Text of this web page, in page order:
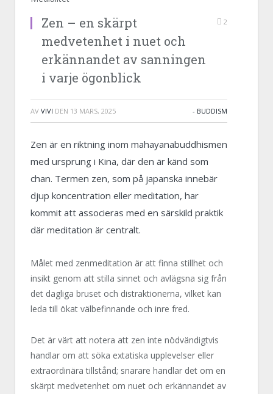
Zen – en skärpt
medvetenhet i nuet och
erkännandet av sanningen
i varje ögonblick
2
AV VIVI DEN 13 MARS, 2025 - BUDDISM
Zen är en riktning inom mahayanabuddhismen
med ursprung i Kina, där den är känd som
chan. Termen zen, som på japanska innebär
djup koncentration eller meditation, har
kommit att associeras med en särskild praktik
där meditation är centralt.
Målet med zenmeditation är att finna stillhet och
insikt genom att stilla sinnet och avlägsna sig från
det dagliga bruset och distraktionerna, vilket kan
leda till ökat välbefinnande och inre fred.
Det är värt att notera att zen inte nödvändigtvis
handlar om att söka extatiska upplevelser eller
extraordinära tillstånd; snarare handlar det om en
skärpt medvetenhet om nuet och erkännandet av